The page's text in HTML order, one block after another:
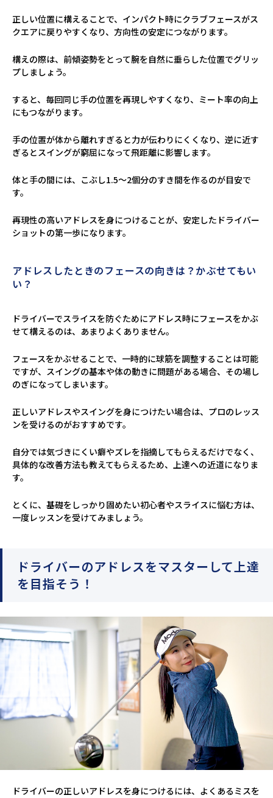
正しい位置に構えることで、インパクト時にクラブフェースがス
クエアに戻りやすくなり、方向性の安定につながります。
構えの際は、前傾姿勢をとって腕を自然に垂らした位置でグリッ
プしましょう。
すると、毎回同じ手の位置を再現しやすくなり、ミート率の向上
にもつながります。
手の位置が体から離れすぎると力が伝わりにくくなり、逆に近す
ぎるとスイングが窮屈になって飛距離に影響します。
体と手の間には、こぶし1.5〜2個分のすき間を作るのが目安で
す。
再現性の高いアドレスを身につけることが、安定したドライバー
ショットの第一歩になります。
アドレスしたときのフェースの向きは？かぶせてもい
い？
ドライバーでスライスを防ぐためにアドレス時にフェースをかぶ
せて構えるのは、あまりよくありません。
フェースをかぶせることで、一時的に球筋を調整することは可能
ですが、スイングの基本や体の動きに問題がある場合、その場し
のぎになってしまいます。
正しいアドレスやスイングを身につけたい場合は、プロのレッス
ンを受けるのがおすすめです。
自分では気づきにくい癖やズレを指摘してもらえるだけでなく、
具体的な改善方法も教えてもらえるため、上達への近道になりま
す。
とくに、基礎をしっかり固めたい初心者やスライスに悩む方は、
一度レッスンを受けてみましょう。
ドライバーのアドレスをマスターして上達
を目指そう！
ドライバーの正しいアドレスを身につけるには、よくあるミスを